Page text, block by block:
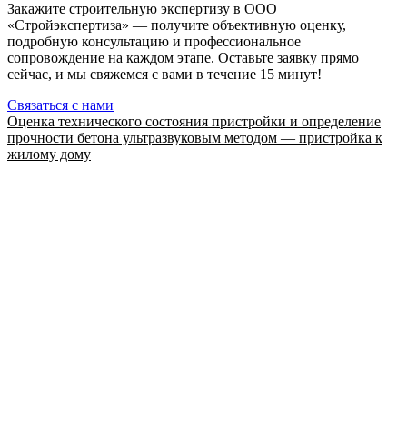
Закажите строительную экспертизу в ООО
«Стройэкспертиза» — получите объективную оценку,
подробную консультацию и профессиональное
сопровождение на каждом этапе. Оставьте заявку прямо
сейчас, и мы свяжемся с вами в течение 15 минут!
Связаться с нами
Оценка технического состояния пристройки и определение
прочности бетона ультразвуковым методом — пристройка к
жилому дому